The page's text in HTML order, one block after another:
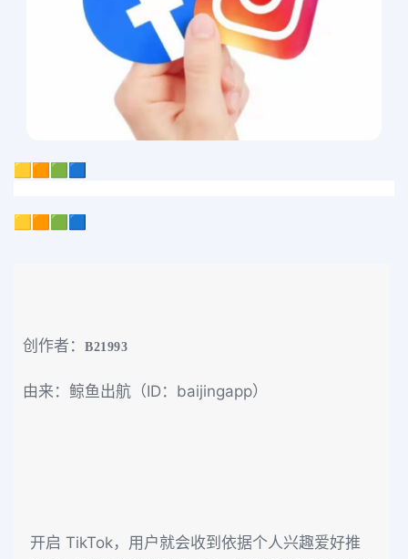
🟨🟧🟩🟦
🟨🟧🟩🟦
创作者： B21993
由来：鲸鱼出航（ID：baijingapp）
开启 TikTok，用户就会收到依据个人兴趣爱好推